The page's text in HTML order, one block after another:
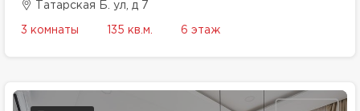
Татарская Б. ул, д 7
3 комнаты 135 кв.м. 6 этаж